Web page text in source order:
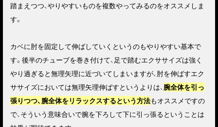
踏まえつつ、やりやすいものを複数やってみるのをオススメしま
す。
カベに肘を固定して伸ばしていくというのもやりやすい基本で
す。後半のチューブを巻き付けて、足で踏むエクササイズは強く
やり過ぎると無理矢理に近づいてしまいますが、肘を伸ばすエク
ササイズにおいては無理矢理伸ばすというよりは、腕全体を引っ
張りつつ、腕全体をリラックスするという方法もオススメですの
で、そういう意味合いで腕を下ろして下に引っ張るということは